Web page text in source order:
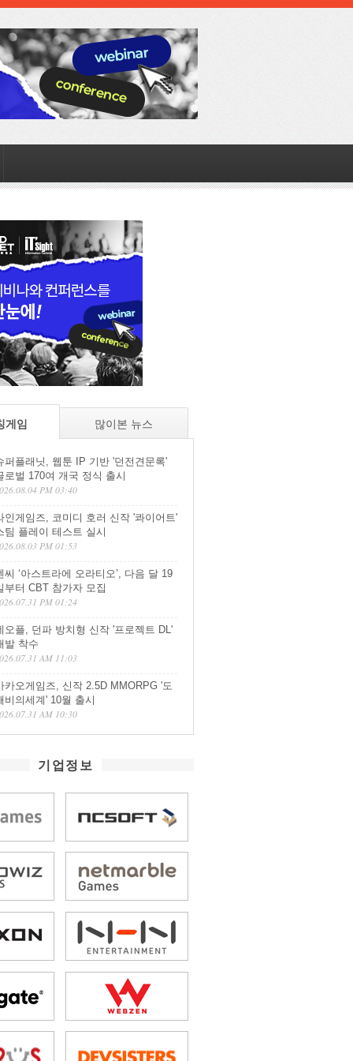
게임 많이본 뉴스
퍼플래닛, 웹툰 IP 기반 '던전견문록'
로벌 170여 개국 정식 출시
PM 03:40
인게임즈, 코미디 호러 신작 '콰이어트'
팀 플레이 테스트 실시
PM 01:53
씨 ‘아스트라에 오라티오’, 다음 달 19
부터 CBT 참가자 모집
PM 01:24
오플, 던파 방치형 신작 '프로젝트 DL'
발 착수
AM 11:03
카오게임즈, 신작 2.5D MMORPG '도
비의세계' 10월 출시
AM 10:30
기업정보